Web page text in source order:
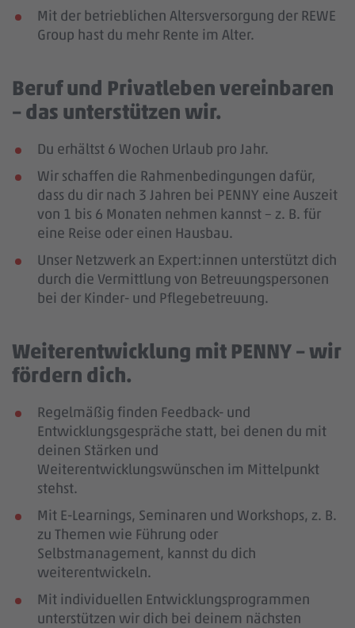
Mit der betrieblichen Altersversorgung der REWE
Group hast du mehr Rente im Alter.
Beruf und Privatleben vereinbaren
– das unterstützen wir.
Du erhältst 6 Wochen Urlaub pro Jahr.
Wir schaffen die Rahmenbedingungen dafür,
dass du dir nach 3 Jahren bei PENNY eine Auszeit
von 1 bis 6 Monaten nehmen kannst – z. B. für
eine Reise oder einen Hausbau.
Unser Netzwerk an Expert:innen unterstützt dich
durch die Vermittlung von Betreuungspersonen
bei der Kinder- und Pflegebetreuung.
Weiterentwicklung mit PENNY – wir
fördern dich.
Regelmäßig finden Feedback- und
Entwicklungsgespräche statt, bei denen du mit
deinen Stärken und
Weiterentwicklungswünschen im Mittelpunkt
stehst.
Mit E-Learnings, Seminaren und Workshops, z. B.
zu Themen wie Führung oder
Selbstmanagement, kannst du dich
weiterentwickeln.
Mit individuellen Entwicklungsprogrammen
unterstützen wir dich bei deinem nächsten